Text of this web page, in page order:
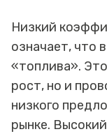
Низкий
означает, что
«топлива».
рост, но и
низкого
рынке.